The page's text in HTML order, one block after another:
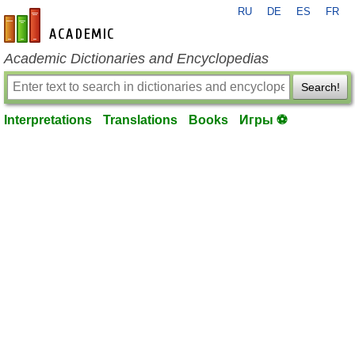
en-academic.com
RU DE ES FR
Academic Dictionaries and Encyclopedias
Search!
Interpretations Translations Books Игры ⚽